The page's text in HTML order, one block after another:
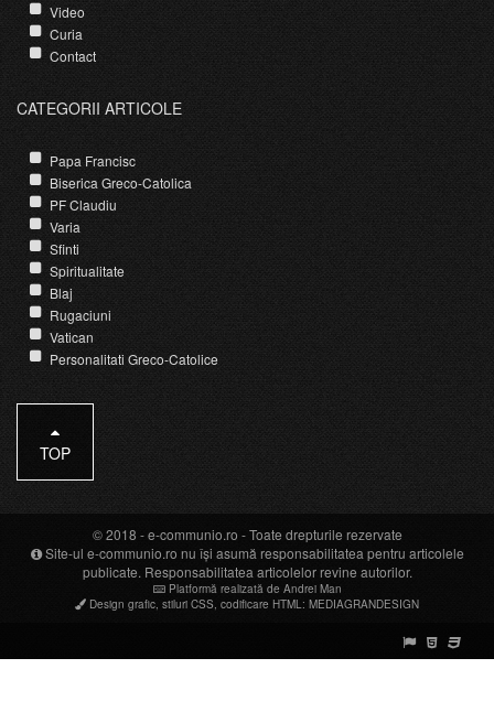
Video
Curia
Contact
CATEGORII ARTICOLE
Papa Francisc
Biserica Greco-Catolica
PF Claudiu
Varia
Sfinti
Spiritualitate
Blaj
Rugaciuni
Vatican
Personalitati Greco-Catolice
TOP
© 2018 -e-communio.ro - Toate drepturile rezervate
Site-ul e-communio.ro nu își asumă responsabilitatea pentru articolele
publicate. Responsabilitatea articolelor revine autorilor.
Platformă realizată de Andrei Man
Design grafic stiluri CSS codificare HTML : MEDIAGRANDESIGN